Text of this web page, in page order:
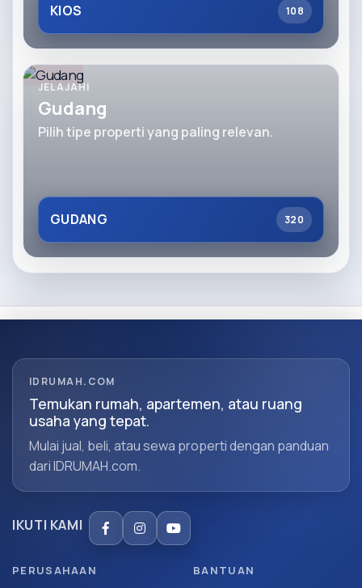
KIOS 108
JELAJAHI
Gudang
Pilih tipe properti yang paling relevan.
GUDANG 320
IDRUMAH.COM
Temukan rumah, apartemen, atau ruang
usaha yang tepat.
Mulai jual, beli, atau sewa properti dengan panduan
dari IDRUMAH.com.
IKUTI KAMI
PERUSAHAAN BANTUAN